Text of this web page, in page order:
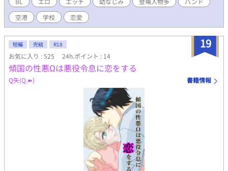
に気になった話だけ読んでいただけるように、登場人物紹介を入
れてもう少し工夫して書きたいなと思っています。 ドロドロな恋
愛模様、鬼畜、激しいシーンを書くのが好きなので、多くなりが
ちです 恋愛を通して各キャラの個性や考え、成長、などを描きつ
つ、R18要素にも力を入れていきたいです♡ 登場人物多数！色々
な男の子がいるので、好みの子を応援してくださると嬉しいです
♡ 色々なシチュエーションでのエッチ、個性豊かな男の子たちの
愛と快楽を追求していく予定です。 R-18/R18/性描写あり/エロ/エ
ッチ/BL/幼なじみ/恋愛/純愛/NTR/浮気/複数/イケメン/美少年/複
数プレイ/変態/上司/部下/先輩/後輩/羞恥プレイ/調教/乱交/同僚/童
顔/同棲/バンド/制服/元彼/元カレ/未練/新彼/彼氏/ 執着/年下/年上/
同級生/略奪/タレ目/片思い/禁断/肉体関係/コスプレ/
空港
学校 恋愛
19
短編 完結 R18
お気に入り : 525 24h.ポイント : 14
傾国の性悪Ωは悪役令息に恋をする
Q矢(Q.➽) 書籍情報